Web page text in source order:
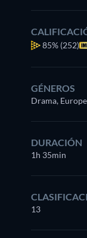
85% (252)
GÉNEROS
Drama,
DURACIÓN
1h 35min
13